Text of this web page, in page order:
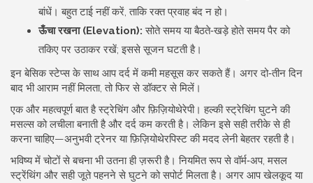
बांधें। बहुत टाई नहीं करें, ताकि रक्त प्रवाह बंद न हो।
ऊँचा रखना (Elevation): सोते समय या बैठते‑खड़े होते समय पैर को
तकिए पर उठाकर रखें; इससे सूजन घटती है।
इन बेसिक स्टेप्स के साथ आप दर्द में कमी महसूस कर सकते हैं। अगर दो‑तीन दिन
बाद भी आराम नहीं मिलता, तो फिर से डॉक्टर से मिलें।
एक और महत्वपूर्ण बात है स्ट्रेचिंग और फ़िज़ियोथेरेपी। हल्की स्ट्रेचिंग घुटने की
मसल्स को लचीला बनाती है और दर्द कम करती है। लेकिन इसे सही तरीके से ही
करना चाहिए—अनुभवी ट्रेनर या फ़िज़ियोथेरपिस्ट की मदद लेनी बेहतर रहती है।
भविष्य में चोटों से बचना भी उतना ही ज़रूरी है। नियमित रूप से वॉर्म‑अप, मसल
स्ट्रेंथिंग और सही जूते पहनने से घुटने को सपोर्ट मिलता है। अगर आप खेलकूद या